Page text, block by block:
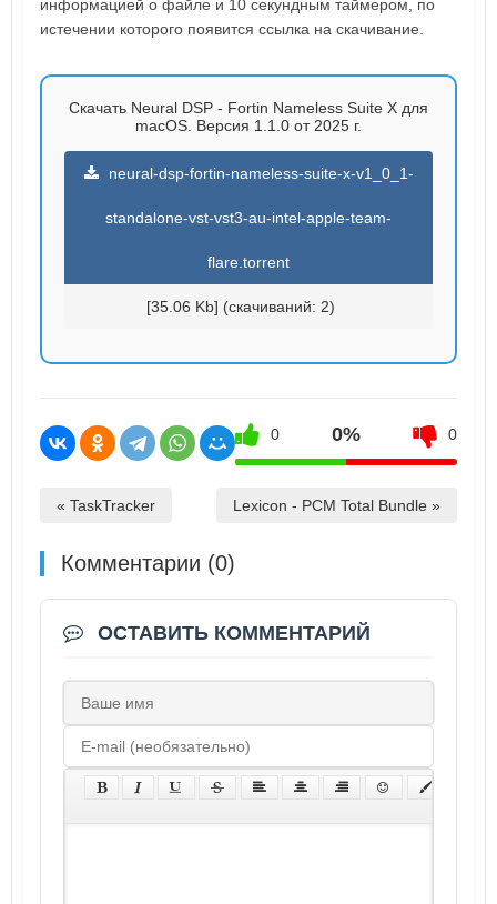
информацией о файле и 10 секундным таймером, по
истечении которого появится ссылка на скачивание.
Скачать Neural DSP - Fortin Nameless Suite X для
macOS. Версия 1.1.0 от 2025 г.
neural-dsp-fortin-nameless-suite-x-v1_0_1-
standalone-vst-vst3-au-intel-apple-team-
flare.torrent
[35.06 Kb] (cкачиваний: 2)
0 0% 0
« TaskTracker Lexicon - PCM Total Bundle »
Комментарии (0)
ОСТАВИТЬ КОММЕНТАРИЙ